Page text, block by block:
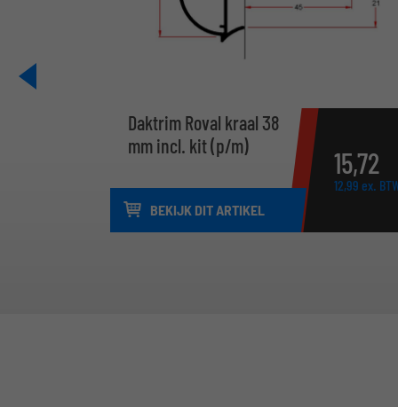
Daktrim Roval kraal 38
mm incl. kit (p/m)
15,72
12,99 ex.
BEKIJK DIT ARTIKEL